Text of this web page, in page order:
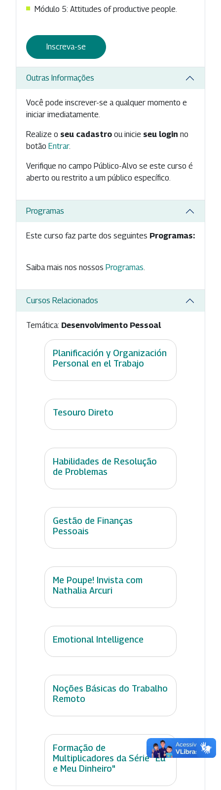
Módulo 5: Attitudes of productive people.
Inscreva-se
Outras Informações
Você pode inscrever-se a qualquer momento e
iniciar imediatamente.
Realize o seu cadastro ou inicie seu login no
botão Entrar.
Verifique no campo Público-Alvo se este curso é
aberto ou restrito a um público específico.
Programas
Este curso faz parte dos seguintes Programas:
Saiba mais nos nossos Programas
Cursos Relacionados
Temática: Desenvolvimento Pessoal
Planificación y Organización
Personal en el Trabajo
Tesouro Direto
Habilidades de Resolução
de Problemas
Gestão de Finanças
Pessoais
Me Poupe! Invista com
Nathalia Arcuri
Emotional Intelligence
Noções Básicas do Trabalho
Remoto
Formação de
Multiplicadores da Série "Eu
e Meu Dinheiro"